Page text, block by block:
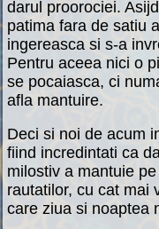
darul proorociei.
patima fara de satiu
ingereasca si s-a
Pentru aceea nici o
se pocaiasca, ci
afla mantuire.
Deci si noi de acum
fiind incredintati ca
milostiv a mantuie
rautatilor, cu cat mai
care ziua si noaptea